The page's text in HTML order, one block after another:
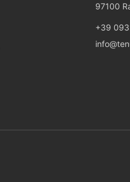
97100
+39